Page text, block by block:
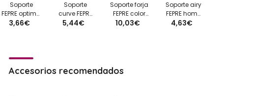
Soporte
FEPRE optima
color gris
3,66€
Soporte
curve FEPRE
home decor
5,44€
Soporte forja
FEPRE color
negro
10,03€
Soporte airy
FEPRE home
decor color
4,63€
Accesorios recomendados